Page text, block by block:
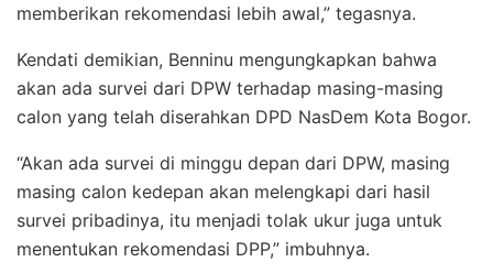
memberikan rekomendasi lebih awal,” tegasnya.
Kendati demikian, Benninu mengungkapkan bahwa
akan ada survei dari DPW terhadap masing-masing
calon yang telah diserahkan DPD NasDem Kota Bogor.
“Akan ada survei di minggu depan dari DPW, masing
masing calon kedepan akan melengkapi dari hasil
survei pribadinya, itu menjadi tolak ukur juga untuk
menentukan rekomendasi DPP,” imbuhnya.